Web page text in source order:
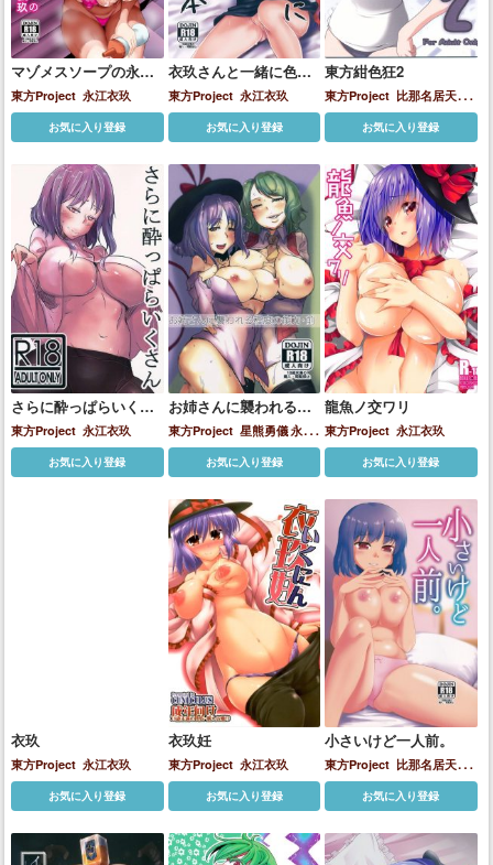
マゾメスソープの永江
衣玖
東方Project 永江衣玖
お気に入り登録
衣玖さんと一緒に色々
頑張る本
東方Project 永江衣玖
お気に入り登録
東方紺色狂2
東方Project 比那名居天子
永江衣玖
お気に入り登録
さらに酔っぱらいくさ
ん
東方Project 永江衣玖
お気に入り登録
お姉さんに襲われる程
度の能力・前
東方Project 星熊勇儀永江
衣玖風見幽香
お気に入り登録
龍魚ノ交ワリ
東方Project 永江衣玖
お気に入り登録
衣玖
東方Project 永江衣玖
お気に入り登録
衣玖妊
東方Project 永江衣玖
お気に入り登録
小さいけど一人前。
東方Project 比那名居天子
永江衣玖
お気に入り登録